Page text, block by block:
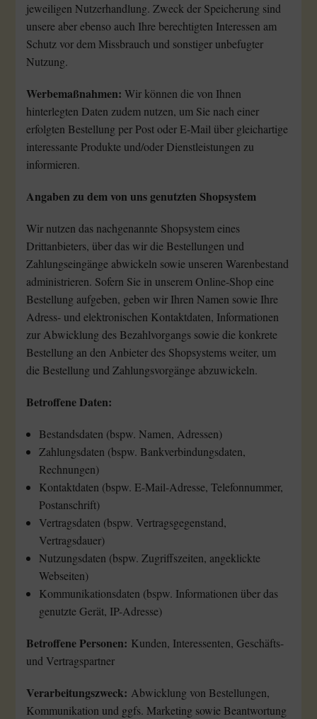
jeweiligen Nutzerhandlung. Zweck der Speicherung sind
unsere aber ebenso auch Ihre berechtigten Interessen am
Schutz vor dem Missbrauch und sonstiger unbefugter
Nutzung.
Werbemaßnahmen: Wir können die von Ihnen
hinterlegten Daten zudem nutzen, um Sie nach einer
erfolgten Bestellung per Post oder E-Mail über gleichartige
interessante Produkte und/oder Dienstleistungen zu
informieren.
Angaben zu dem von uns genutzten Shopsystem
Wir nutzen das nachgenannte Shopsystem eines
Drittanbieters, über das wir die Bestellungen und
Zahlungseingänge abwickeln sowie unseren Warenbestand
administrieren. Sofern Sie in unserem Online-Shop eine
Bestellung aufgeben, geben wir Ihren Namen sowie Ihre
Adress- und elektronischen Kontaktdaten, Informationen
zur Abwicklung des Bezahlvorgangs sowie die konkrete
Bestellung an den Anbieter des Shopsystems weiter, um
die Bestellung und Zahlungsvorgänge abzuwickeln.
Betroffene Daten:
Bestandsdaten (bspw. Namen, Adressen)
Zahlungsdaten (bspw. Bankverbindungsdaten,
Rechnungen)
Kontaktdaten (bspw. E-Mail-Adresse, Telefonnummer,
Postanschrift)
Vertragsdaten (bspw. Vertragsgegenstand,
Vertragsdauer)
Nutzungsdaten (bspw. Zugriffszeiten, angeklickte
Webseiten)
Kommunikationsdaten (bspw. Informationen über das
genutzte Gerät, IP-Adresse)
Betroffene Personen: Kunden, Interessenten, Geschäfts-
und Vertragspartner
Verarbeitungszweck: Abwicklung von Bestellungen,
Kommunikation und ggfs. Marketing sowie Beantwortung